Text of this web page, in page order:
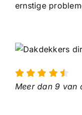
ernstige
Meer dan 9 van